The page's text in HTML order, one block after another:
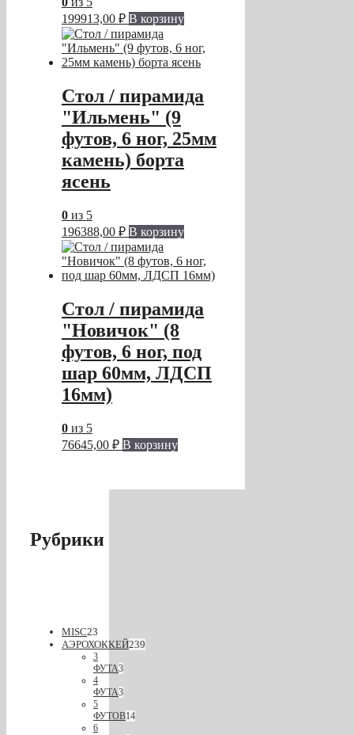
199913,00 ₽ В корзину
Стол / пирамида
"Ильмень" (9
футов, 6 ног, 25мм
камень) борта
ясень
0 из 5
196388,00 ₽ В корзину
Стол / пирамида
"Новичок" (8
футов, 6 ног, под
шар 60мм, ЛДСП
16мм)
0 из 5
76645,00 ₽ В корзину
Рубрики
MISC23
АЭРОХОККЕЙ239
3
ФУТА3
4
ФУТА3
5
ФУТОВ14
6